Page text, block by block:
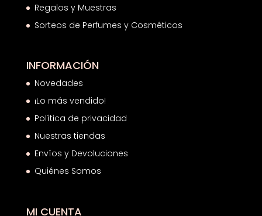
Regalos y Muestras
Sorteos de Perfumes y Cosméticos
INFORMACIÓN
Novedades
¡Lo más vendido!
Política de privacidad
Nuestras tiendas
Envíos y Devoluciones
Quiénes Somos
MI CUENTA